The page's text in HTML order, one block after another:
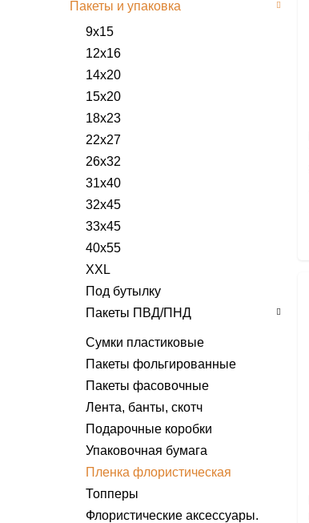
Пакеты и упаковка
9х15
12х16
14х20
15х20
18х23
22х27
26х32
31х40
32х45
33х45
40х55
XXL
Под бутылку
Пакеты ПВД/ПНД
С вырубной ручкой
9х15.
13х21.
18х24
22х29/20х30
30х40/31х40
38х47/40х47/40х50
ХХL
С петлевой ручкой
28х35/ 31х35
38х42/ 40х42/ 44х44
XXL
37х34/38х35/40х44
46х50/50х40/60х50
Сумки пластиковые
Пакеты фольгированные
Пакеты фасовочные
Лента, банты, скотч
Подарочные коробки
Упаковочная бумага
Пленка флористическая
Топперы
Флористические аксессуары.